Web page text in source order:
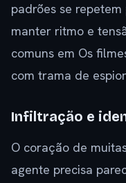
padrões se
manter ritmo e
comuns em Os
com trama de
Infiltração e
O coração de
agente precisa